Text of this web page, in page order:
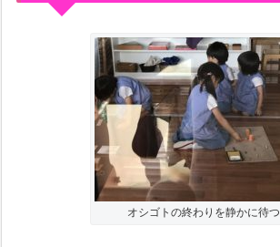
オシゴトの終わりを静かに待つ